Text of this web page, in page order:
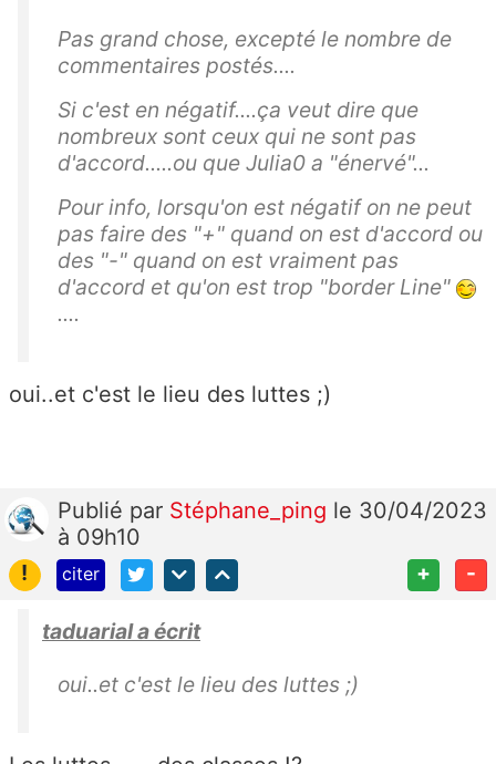
Pas grand chose, excepté le nombre de
commentaires postés....
Si c'est en négatif....ça veut dire que
nombreux sont ceux qui ne sont pas
d'accord.....ou que Julia0 a "énervé"...
Pour info, lorsqu'on est négatif on ne peut
pas faire des "+" quand on est d'accord ou
des "-" quand on est vraiment pas
d'accord et qu'on est trop "border Line"
....
oui..et c'est le lieu des luttes ;)
Publié par Stéphane_ping le 30/04/2023
à 09h10
!
citer + -
taduarial a écrit
oui..et c'est le lieu des luttes ;)